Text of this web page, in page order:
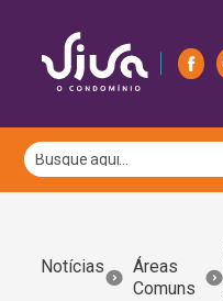
Notícias
Áreas
Comuns